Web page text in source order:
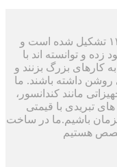
گروه صنعتی ساخت سردخانه از سال ۱۳۸۸ تشکیل شده است و
و توانسته اند با
کارهای بزرگ بزنند و
روشن داشته باشند. ما
مانند کندانسور،
تبریدی با قیمتی
باشیم.ما در ساخت
هستیم